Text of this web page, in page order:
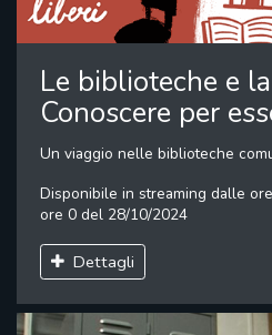
Le biblioteche e
Conoscere per
Un viaggio nelle biblioteche
Disponibile in streaming dalle
ore 0 del 28/10/2024
Dettagli